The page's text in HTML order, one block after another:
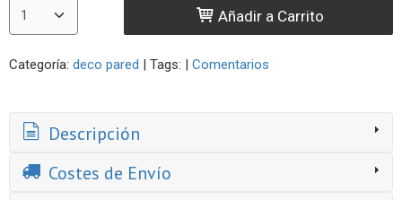
Añadir a Carrito
Categoría: deco pared Tags: Comentarios
Descripción
Costes de Envío